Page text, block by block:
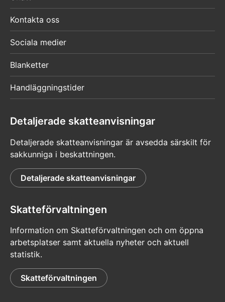
Läs mer om att sköta ärenden på ditt
Du sköter ärenden utifrån intressebevakning
intressebevakningsfullmakten har bekräftats
intressebevakare. Logga in i MinSkatt och välj
”Sköt ärenden på någon annans vägnar”.
Läs mer på sidan Så här ger du en fullmakt
intressebevakningsfullmäktig eller privat
intressebevakare”.
Observera: Om du är allmän intressebevakare
kan du endast sköta ärenden med
Huomio
Kontakta oss
Sociala medier
Blanketter
Handläggningstider
Detaljerade skatteanvisningar
Detaljerade skatteanvisningar är avsedda särskilt för
sakkunniga i beskattningen.
Detaljerade skatteanvisningar
Skatteförvaltningen
Information om Skatteförvaltningen och om öppna
arbetsplatser samt aktuella nyheter och aktuell
statistik.
Skatteförvaltningen